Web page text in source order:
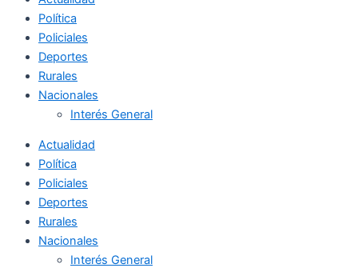
Política
Policiales
Deportes
Rurales
Nacionales
Interés General
Actualidad
Política
Policiales
Deportes
Rurales
Nacionales
Interés General